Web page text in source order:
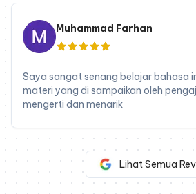
Muhammad Farhan
Saya sangat senang belajar bahasa
materi yang di sampaikan oleh
mengerti dan menarik
Lihat Semua